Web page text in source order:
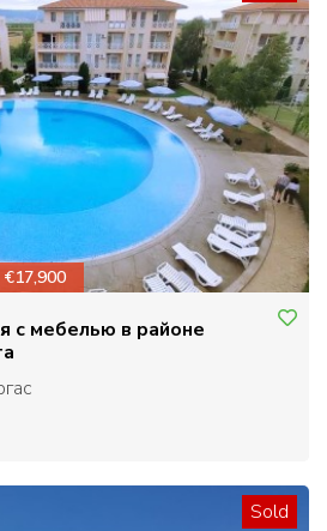
€17,900
с мебелью в районе
Sold